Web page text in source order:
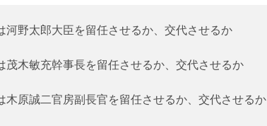
野太郎大臣を留任させるか、交代させるか
木敏充幹事長を留任させるか、交代させるか
原誠二官房副長官を留任させるか、交代させるか